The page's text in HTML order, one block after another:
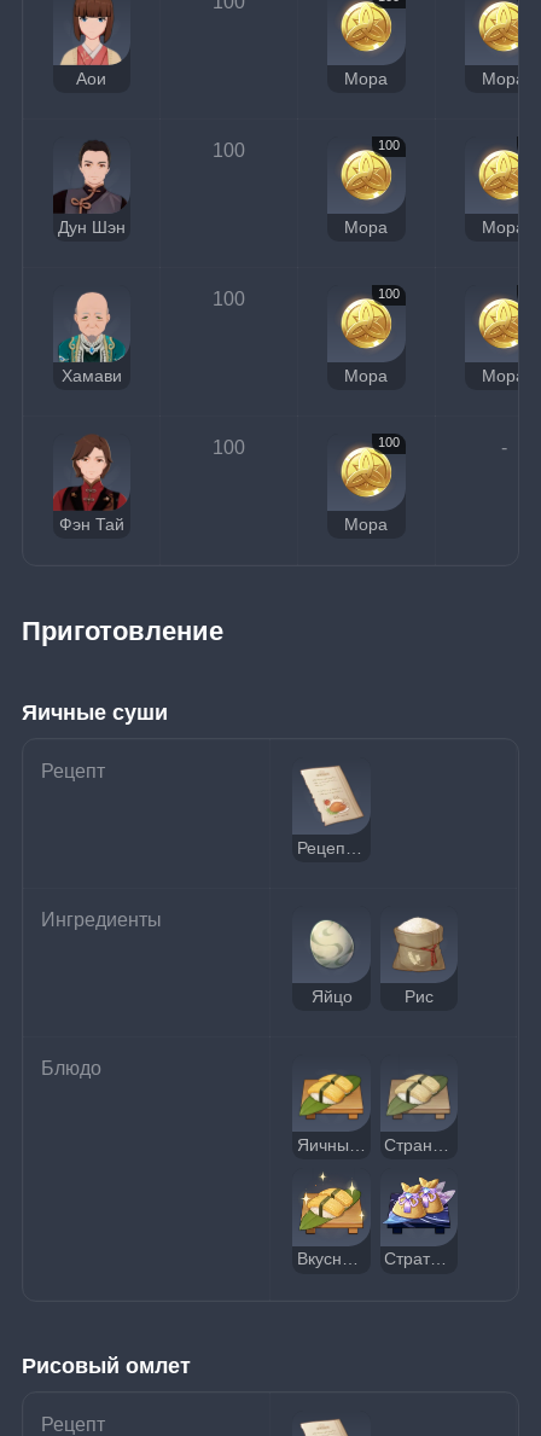
Аои Мора Мора
Дун Шэн
100 100
Мора Мора
Хамави
100 100
Мора Мора
Фэн Тай
100 100
Мора
-
Приготовление
Яичные суши
Рецепт
Ингредиенты
Яйцо Рис
Блюдо
Вкусные яичные суши Стратегия неожиданности
Рисовый омлет
Рецепт